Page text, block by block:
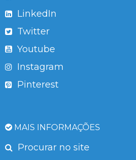
LinkedIn
Twitter
Youtube
Instagram
Pinterest
MAIS INFORMAÇÕES
Procurar no site